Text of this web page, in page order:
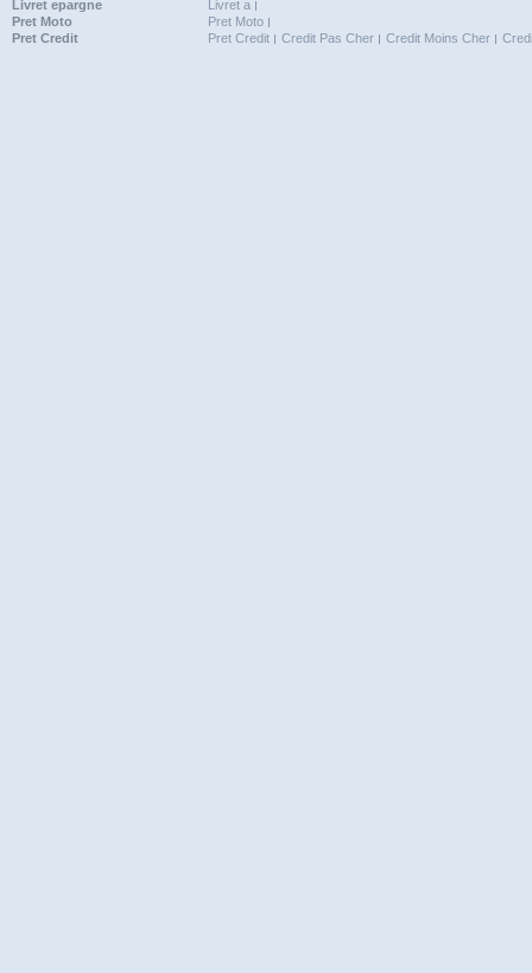
Livret epargne
Livret a
Pret Moto
Pret Moto
Pret Credit
Pret Credit Credit Pas Cher Credit Moins Cher